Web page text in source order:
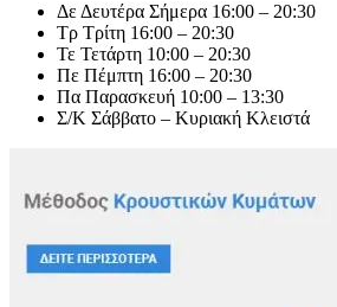
Δε Δευτέρα Σήμερα 16:00 – 20:30
Τρ Τρίτη 16:00 – 20:30
Τε Τετάρτη 10:00 – 20:30
Πε Πέμπτη 16:00 – 20:30
Πα Παρασκευή 10:00 – 13:30
Σ/Κ Σάββατο – Κυριακή Κλειστά